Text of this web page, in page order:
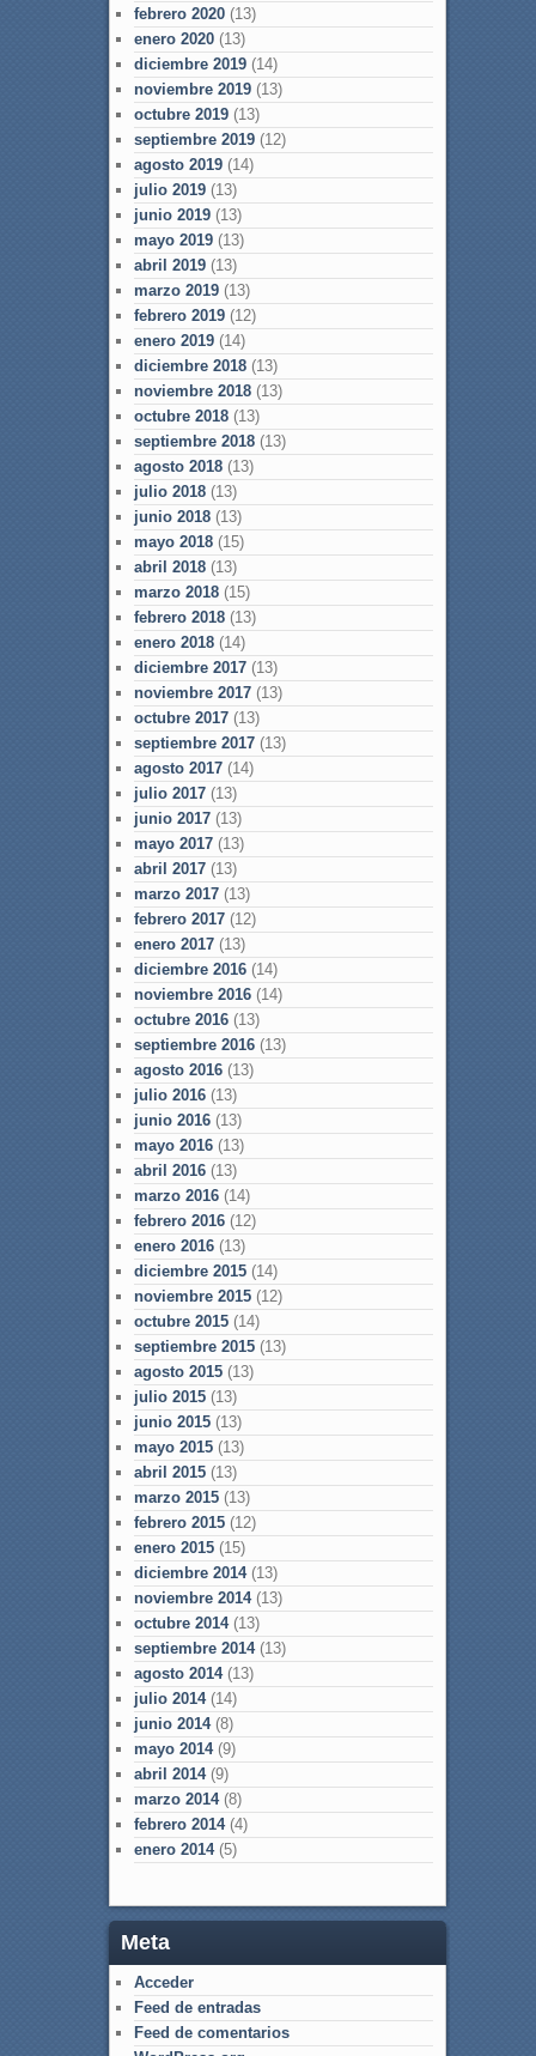
febrero 2020(13)
enero 2020(13)
diciembre 2019(14)
noviembre 2019(13)
octubre 2019(13)
septiembre 2019(12)
agosto 2019(14)
julio 2019(13)
junio 2019(13)
mayo 2019(13)
abril 2019(13)
marzo 2019(13)
febrero 2019(12)
enero 2019(14)
diciembre 2018(13)
noviembre 2018(13)
octubre 2018(13)
septiembre 2018(13)
agosto 2018(13)
julio 2018(13)
junio 2018(13)
mayo 2018(15)
abril 2018(13)
marzo 2018(15)
febrero 2018(13)
enero 2018(14)
diciembre 2017(13)
noviembre 2017(13)
octubre 2017(13)
septiembre 2017(13)
agosto 2017(14)
julio 2017(13)
junio 2017(13)
mayo 2017(13)
abril 2017(13)
marzo 2017(13)
febrero 2017(12)
enero 2017(13)
diciembre 2016(14)
noviembre 2016(14)
octubre 2016(13)
septiembre 2016(13)
agosto 2016(13)
julio 2016(13)
junio 2016(13)
mayo 2016(13)
abril 2016(13)
marzo 2016(14)
febrero 2016(12)
enero 2016(13)
diciembre 2015(14)
noviembre 2015(12)
octubre 2015(14)
septiembre 2015(13)
agosto 2015(13)
julio 2015(13)
junio 2015(13)
mayo 2015(13)
abril 2015(13)
marzo 2015(13)
febrero 2015(12)
enero 2015(15)
diciembre 2014(13)
noviembre 2014(13)
octubre 2014(13)
septiembre 2014(13)
agosto 2014(13)
julio 2014(14)
junio 2014(8)
mayo 2014(9)
abril 2014(9)
marzo 2014(8)
febrero 2014(4)
enero 2014(5)
Meta
Acceder
Feed de entradas
Feed de comentarios